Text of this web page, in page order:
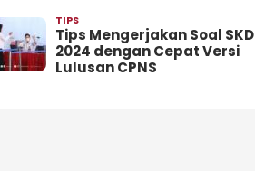
TIPS
Tips Mengerjakan Soal SKD
2024 dengan Cepat Versi
Lulusan CPNS